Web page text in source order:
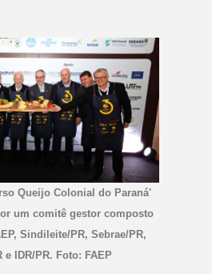
Queijo Colonial do Paraná'
um comitê gestor composto
Sindileite/PR, Sebrae/PR,
e IDR/PR. Foto: FAEP